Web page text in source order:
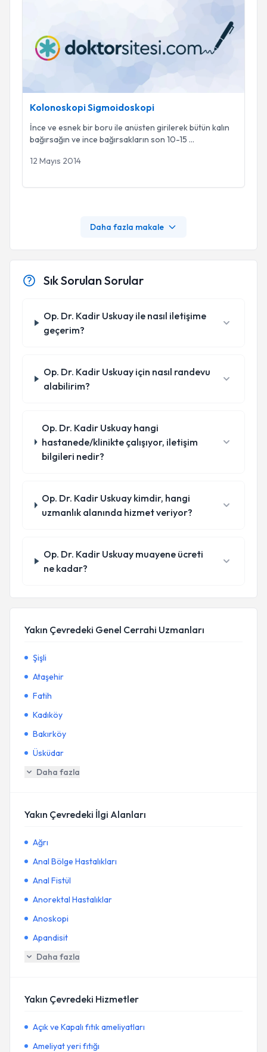
Kolonoskopi Sigmoidoskopi
İnce ve esnek bir boru ile anüsten girilerek bütün kalın
bağırsağın ve ince bağırsakların son 10-15 ...
12 Mayıs 2014
Daha fazla makale
Sık Sorulan Sorular
Op. Dr. Kadir Uskuay ile nasıl iletişime
geçerim?
Op. Dr. Kadir Uskuay için nasıl randevu
alabilirim?
Op. Dr. Kadir Uskuay hangi
hastanede/klinikte çalışıyor, iletişim
bilgileri nedir?
Op. Dr. Kadir Uskuay kimdir, hangi
uzmanlık alanında hizmet veriyor?
Op. Dr. Kadir Uskuay muayene ücreti
ne kadar?
Yakın Çevredeki Genel Cerrahi Uzmanları
Şişli
Ataşehir
Fatih
Kadıköy
Bakırköy
Üsküdar
Daha fazla
Yakın Çevredeki İlgi Alanları
Ağrı
Anal Bölge Hastalıkları
Anal Fistül
Anorektal Hastalıklar
Anoskopi
Apandisit
Daha fazla
Yakın Çevredeki Hizmetler
Açık ve Kapalı fıtık ameliyatları
Ameliyat yeri fıtığı